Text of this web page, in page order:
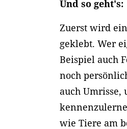
Und so geht's:
Zuerst wird
geklebt. Wer
Beispiel auch
noch
auch
wie Tiere am